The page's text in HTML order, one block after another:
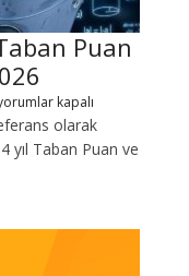
Puan
kapalı
olarak
yıl Taban Puan ve